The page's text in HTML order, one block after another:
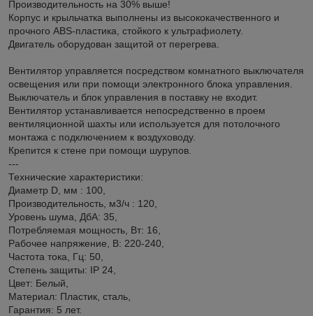
Производительность на 30% выше!
Корпус и крыльчатка выполнены из высококачественного и
прочного ABS-пластика, стойкого к ультрафиолету.
Двигатель оборудован защитой от перегрева.
Вентилятор управляется посредством комнатного выключателя
освещения или при помощи электронного блока управления.
Выключатель и блок управления в поставку не входит.
Вентилятор устанавливается непосредственно в проем
вентиляционной шахты или используется для потолочного
монтажа с подключением к воздуховоду.
Крепится к стене при помощи шурупов.
---
Технические характеристики:
Диаметр D, мм : 100,
Производительность, м3/ч : 120,
Уровень шума, ДбА: 35,
Потребляемая мощность, Вт: 16,
Рабочее напряжение, В: 220-240,
Частота тока, Гц: 50,
Степень защиты: IP 24,
Цвет: Белый,
Материал: Пластик, сталь,
Гарантия: 5 лет.